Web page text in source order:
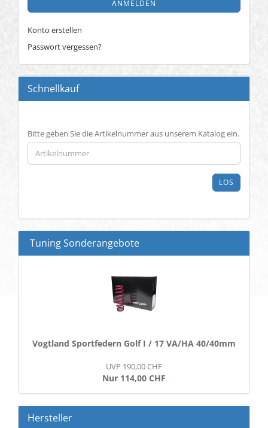
ANMELDEN
Konto erstellen
Passwort vergessen?
Schnellkauf
BITTE
GEBEN
SIE
DIE
EIN.
Bitte geben Sie die Artikelnummer aus unserem Katalog ein.
LOS
Tuning Sonderangebote
Vogtland Sportfedern Golf I / 17 VA/HA 40/40mm
UVP 190,00 CHF
Nur 114,00 CHF
Hersteller